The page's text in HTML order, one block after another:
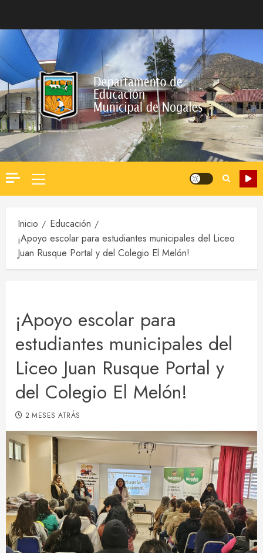
contenido
Menú
principal
Inicio
Educación
¡Apoyo escolar para estudiantes municipales del Liceo
Juan Rusque Portal y del Colegio El Melón!
¡Apoyo escolar para
estudiantes municipales del
Liceo Juan Rusque Portal y
del Colegio El Melón!
2 MESES ATRÁS